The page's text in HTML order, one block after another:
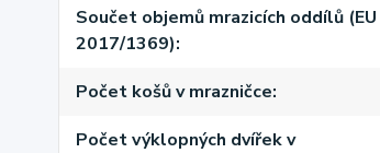
Součet objemů mrazicích oddílů (EU
2017/1369)
Počet košů v mrazničce
Počet výklopných dvířek v